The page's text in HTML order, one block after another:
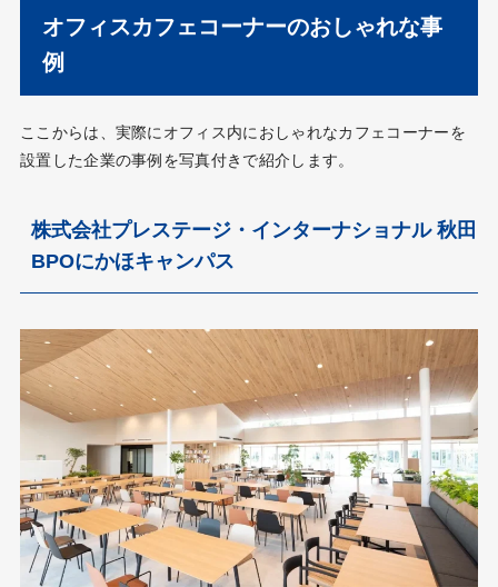
オフィスカフェコーナーのおしゃれな事
例
ここからは、実際にオフィス内におしゃれなカフェコーナーを
設置した企業の事例を写真付きで紹介します。
株式会社プレステージ・インターナショナル 秋田
BPOにかほキャンパス